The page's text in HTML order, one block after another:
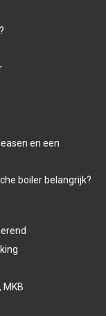
en een
boiler belangrijk?
MKB